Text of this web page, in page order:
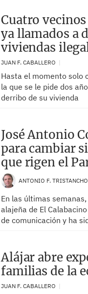
Cuatro
ya llamados a
viviendas
JUAN F. CABALLERO
Hasta el momento solo
la que se le pide dos
derribo de su vivienda
José Antonio
para cambiar
que rigen el
ANTONIO F. TRISTANCHO
En las últimas
alajeña de El
de comunicación y ha
Alájar abre
familias de la
JUAN F. CABALLERO